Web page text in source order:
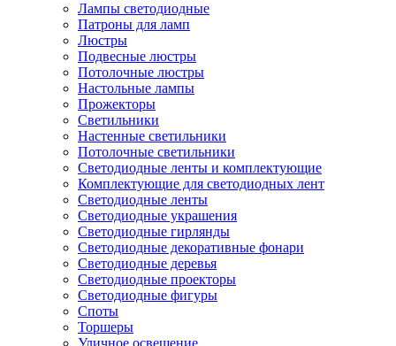
Лампы светодиодные
Патроны для ламп
Люстры
Подвесные люстры
Потолочные люстры
Настольные лампы
Прожекторы
Светильники
Настенные светильники
Потолочные светильники
Светодиодные ленты и комплектующие
Комплектующие для светодиодных лент
Светодиодные ленты
Светодиодные украшения
Светодиодные гирлянды
Светодиодные декоративные фонари
Светодиодные деревья
Светодиодные проекторы
Светодиодные фигуры
Споты
Торшеры
Уличное освещение